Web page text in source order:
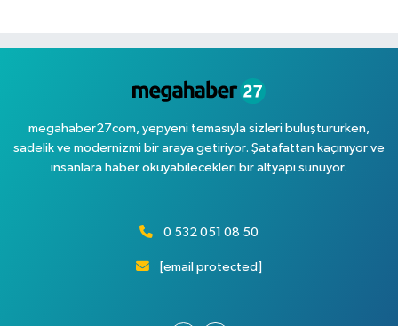
megahaber27com, yepyeni temasıyla sizleri buluştururken,
sadelik ve modernizmi bir araya getiriyor. Şatafattan kaçınıyor ve
insanlara haber okuyabilecekleri bir altyapı sunuyor.
0 532 051 08 50
[email protected]